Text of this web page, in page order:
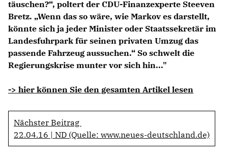
CDU Deutschland
CDU Fraktion im Brandenburger Landtag
CDU Brandenburg
CDU Potsdam
täuschen?“, poltert der CDU-Finanzexperte Steeven
Bretz. „Wenn das so wäre, wie Markov es darstellt,
könnte sich ja jeder Minister oder Staatssekretär im
Landesfuhrpark für seinen privaten Umzug das
passende Fahrzeug aussuchen.“ So schwelt die
Regierungskrise munter vor sich hin..."
-> hier können Sie den gesamten Artikel lesen
Nächster Beitrag
22.04.16 | ND (Quelle: www.neues-deutschland.de)